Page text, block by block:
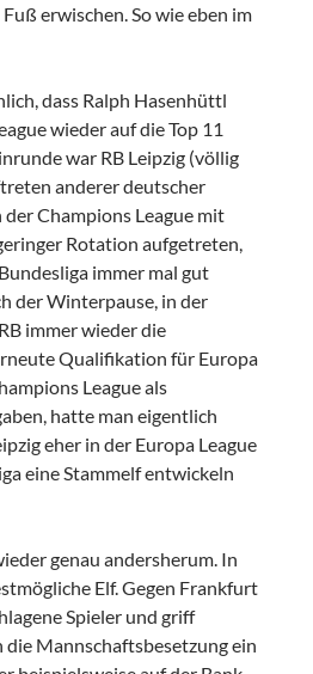
erwischen. So wie eben im
dass Ralph Hasenhüttl
wieder auf die Top 11
war RB Leipzig (völlig
anderer deutscher
Champions League mit
Rotation aufgetreten,
immer mal gut
der Winterpause, in der
immer wieder die
Qualifikation für Europa
League als
hatte man eigentlich
eher in der Europa League
eine Stammelf entwickeln
genau andersherum. In
Elf. Gegen Frankfurt
Spieler und griff
Mannschaftsbesetzung ein